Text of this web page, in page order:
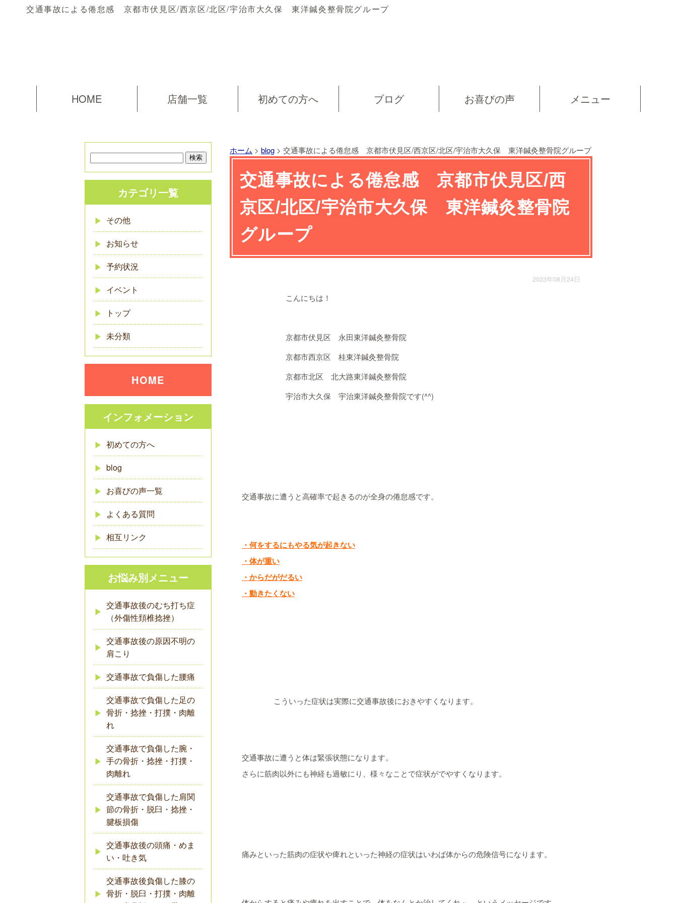
交通事故による倦怠感 京都市伏見区/西京区/北区/宇治市大久保 東洋鍼灸整骨院グループ
HOME 店舗一覧 初めての方へ ブログ お喜びの声 メニュー
ホーム > blog > 交通事故による倦怠感 京都市伏見区/西京区/北区/宇治市大久保 東洋鍼灸整骨院グループ
交通事故による倦怠感 京都市伏見区/西
京区/北区/宇治市大久保 東洋鍼灸整骨院
グループ
2023年08月24日
こんにちは！
京都市伏見区 永田東洋鍼灸整骨院
京都市西京区 桂東洋鍼灸整骨院
京都市北区 北大路東洋鍼灸整骨院
宇治市大久保 宇治東洋鍼灸整骨院です(^^)
交通事故に遭うと高確率で起きるのが全身の倦怠感です。
・何をするにもやる気が起きない
・体が重い
・からだがだるい
・動きたくない
こういった症状は実際に交通事故後におきやすくなります。
交通事故に遭うと体は緊張状態になります。
さらに筋肉以外にも神経も過敏にり、様々なことで症状がでやすくなります。
痛みといった筋肉の症状や痺れといった神経の症状はいわば体からの危険信号になります。
カテゴリ一覧
その他
お知らせ
予約状況
イベント
トップ
未分類
HOME
インフォメーション
初めての方へ
blog
お喜びの声一覧
よくある質問
相互リンク
お悩み別メニュー
交通事故後のむち打ち症
（外傷性頚椎捻挫）
交通事故後の原因不明の
肩こり
交通事故で負傷した腰痛
交通事故で負傷した足の
骨折・捻挫・打撲・肉離
れ
交通事故で負傷した腕・
手の骨折・捻挫・打撲・
肉離れ
交通事故で負傷した肩関
節の骨折・脱臼・捻挫・
腱板損傷
交通事故後の頭痛・めま
い・吐き気
交通事故後負傷した膝の
骨折・脱臼・打撲・肉離